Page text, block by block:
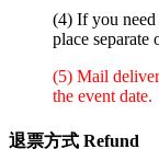
(4) If you need
place separate
(5) Mail
the event date.
退票方式 Refund